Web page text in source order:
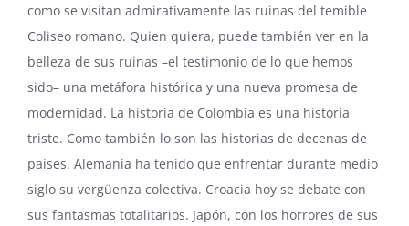
como se visitan admirativamente las ruinas del temible
Coliseo romano. Quien quiera, puede también ver en la
belleza de sus ruinas –el testimonio de lo que hemos
sido– una metáfora histórica y una nueva promesa de
modernidad. La historia de Colombia es una historia
triste. Como también lo son las historias de decenas de
países. Alemania ha tenido que enfrentar durante medio
siglo su vergüenza colectiva. Croacia hoy se debate con
sus fantasmas totalitarios. Japón, con los horrores de sus